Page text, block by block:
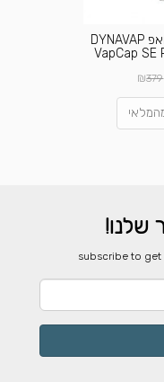
מכשיר אידוי דיינואפ DYNAVAP
VapCap SE
₪379
שלנו!
​subscribe to